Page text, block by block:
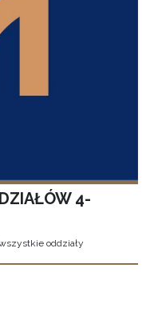
4-
oddziały